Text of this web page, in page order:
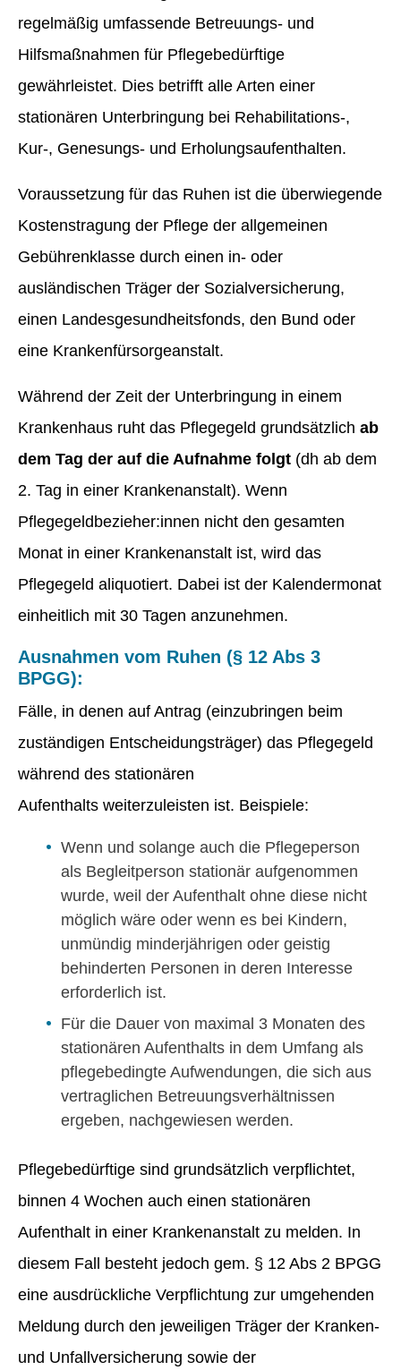
regelmäßig umfassende Betreuungs- und
Hilfsmaßnahmen für Pflegebedürftige
gewährleistet. Dies betrifft alle Arten einer
stationären Unterbringung bei Rehabilitations-,
Kur-, Genesungs- und Erholungsaufenthalten.
Voraussetzung für das Ruhen ist die überwiegende
Kostenstragung der Pflege der allgemeinen
Gebührenklasse durch einen in- oder
ausländischen Träger der Sozialversicherung,
einen Landesgesundheitsfonds, den Bund oder
eine Krankenfürsorgeanstalt.
Während der Zeit der Unterbringung in einem
Krankenhaus ruht das Pflegegeld grundsätzlich ab
dem Tag der auf die Aufnahme folgt (dh ab dem
2. Tag in einer Krankenanstalt). Wenn
Pflegegeldbezieher:innen nicht den gesamten
Monat in einer Krankenanstalt ist, wird das
Pflegegeld aliquotiert. Dabei ist der Kalendermonat
einheitlich mit 30 Tagen anzunehmen.
Ausnahmen vom Ruhen (§ 12 Abs 3
BPGG):
Fälle, in denen auf Antrag (einzubringen beim
zuständigen Entscheidungsträger) das Pflegegeld
während des stationären
Aufenthalts weiterzuleisten ist. Beispiele:
Wenn und solange auch die Pflegeperson
als Begleitperson stationär aufgenommen
wurde, weil der Aufenthalt ohne diese nicht
möglich wäre oder wenn es bei Kindern,
unmündig minderjährigen oder geistig
behinderten Personen in deren Interesse
erforderlich ist.
Für die Dauer von maximal 3 Monaten des
stationären Aufenthalts in dem Umfang als
pflegebedingte Aufwendungen, die sich aus
vertraglichen Betreuungsverhältnissen
ergeben, nachgewiesen werden.
Pflegebedürftige sind grundsätzlich verpflichtet,
binnen 4 Wochen auch einen stationären
Aufenthalt in einer Krankenanstalt zu melden. In
diesem Fall besteht jedoch gem. § 12 Abs 2 BPGG
eine ausdrückliche Verpflichtung zur umgehenden
Meldung durch den jeweiligen Träger der Kranken-
und Unfallversicherung sowie der